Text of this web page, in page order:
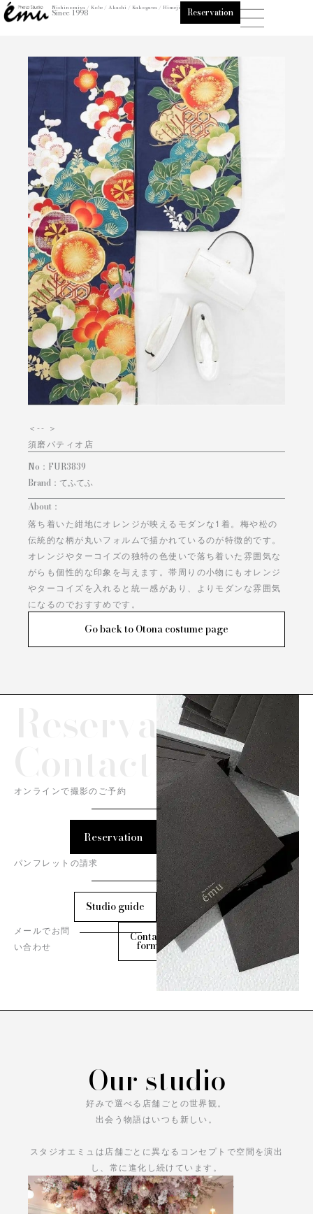
内
容
Nishinomiya / Kobe / Akashi / Kakogawa / Himeji
Since 1998 Reservation
＜-- ＞
須磨パティオ店
No： FUR3839
Brand： てふてふ
About：
落ち着いた紺地にオレンジが映えるモダンな1着。梅や松の
伝統的な柄が丸いフォルムで描かれているのが特徴的です。
オレンジやターコイズの独特の色使いで落ち着いた雰囲気な
がらも個性的な印象を与えます。帯周りの小物にもオレンジ
やターコイズを入れると統一感があり、よりモダンな雰囲気
になるのでおすすめです。
Go back to Otona costume page
Reservation/
オンラインで撮影のご予約
Reservation
パンフレットの請求
Studio guide
メールでお問
い合わせ
Contact
form
Our studio
好みで選べる店舗ごとの世界観。
出会う物語はいつも新しい。
スタジオエミュは店舗ごとに異なるコンセプトで空間を演出
し、常に進化し続けています。
あなただけの物語をお楽しみください。